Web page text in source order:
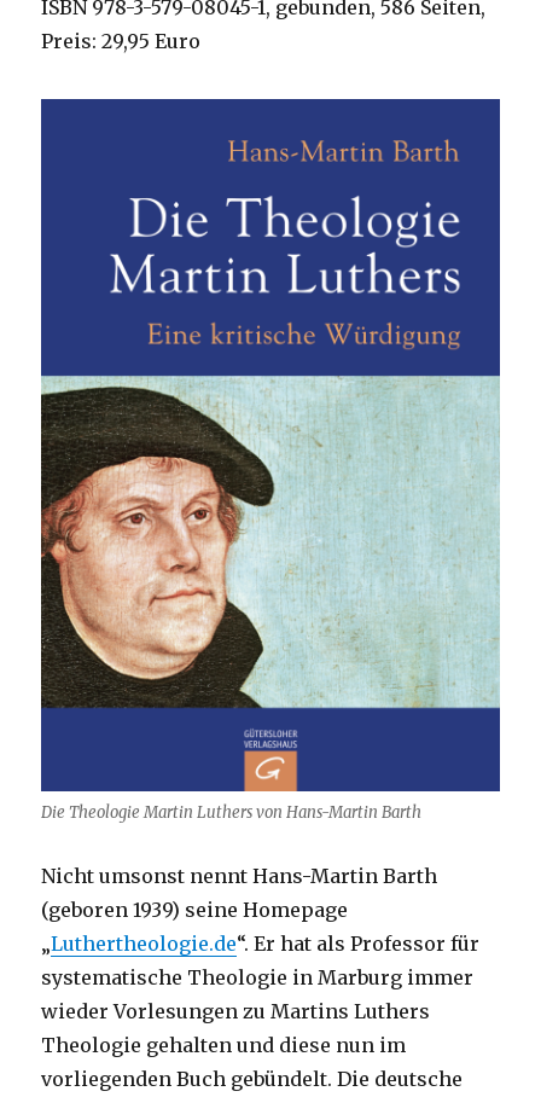
ISBN 978-3-579-08045-1, gebunden, 586 Seiten,
Preis: 29,95 Euro
Die Theologie Martin Luthers von Hans-Martin Barth
Nicht umsonst nennt Hans-Martin Barth
(geboren 1939) seine Homepage
„Luthertheologie.de“. Er hat als Professor für
systematische Theologie in Marburg immer
wieder Vorlesungen zu Martins Luthers
Theologie gehalten und diese nun im
vorliegenden Buch gebündelt. Die deutsche